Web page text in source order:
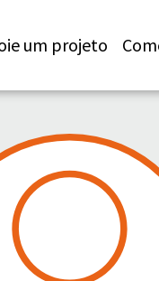
um projeto